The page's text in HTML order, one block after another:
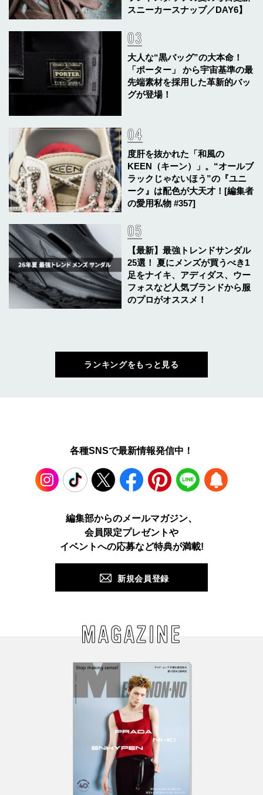
スニーカースナップ／DAY6】
大人な“黒バッグ”の大本命！
「ポーター」 から宇宙基準の最
先端素材を採用した革新的バッ
グが登場！
度肝を抜かれた「和風の
KEEN（キーン）」。“オールブ
ラックじゃないほう”の『ユニ
ーク』は配色が大天才！[編集者
の愛用私物 #357]
【最新】最強トレンドサンダル
25選！ 夏にメンズが買うべき1
足をナイキ、アディダス、ウー
フォスなど人気ブランドから服
のプロがオススメ！
ランキングをもっと見る
各種SNSで最新情報発信中！
TikTok Facebook Pinterest LINE
編集部からのメールマガジン、
会員限定プレゼントや
イベントへの応募など特典が満載!
新規会員登録
MAGAZINE